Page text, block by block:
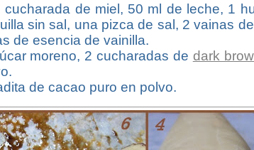
de miel, 50 ml de leche, 1
sin sal, una pizca de sal, 2 vainas
de esencia de vainilla.
moreno, 2 cucharadas de dark
de cacao puro en polvo.